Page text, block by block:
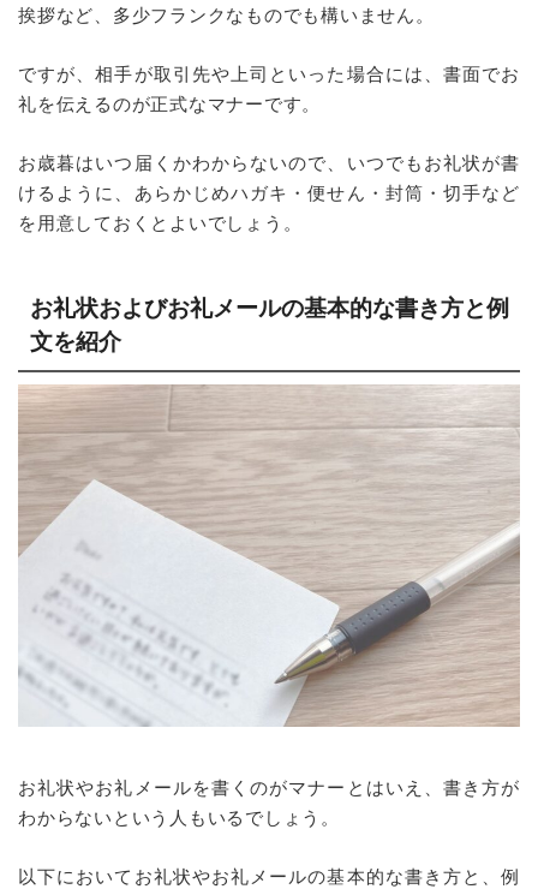
挨拶など、多少フランクなものでも構いません。
ですが、相手が取引先や上司といった場合には、書面でお
礼を伝えるのが正式なマナーです。
お歳暮はいつ届くかわからないので、いつでもお礼状が書
けるように、あらかじめハガキ・便せん・封筒・切手など
を用意しておくとよいでしょう。
お礼状およびお礼メールの基本的な書き方と例
文を紹介
お礼状やお礼メールを書くのがマナーとはいえ、書き方が
わからないという人もいるでしょう。
以下においてお礼状やお礼メールの基本的な書き方と、例